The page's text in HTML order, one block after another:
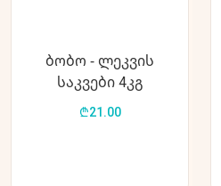
ბობო - ლეკვის
საკვები 4კგ
₾21.00